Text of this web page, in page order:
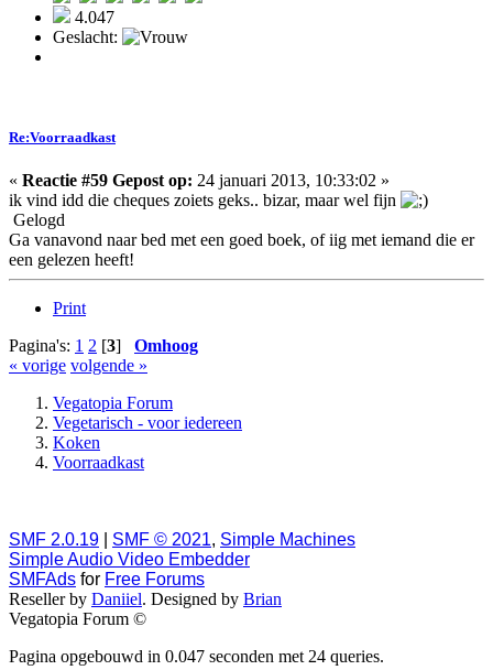
4.047
Geslacht:
Re:Voorraadkast
« Reactie #59 Gepost op: 24 januari 2013, 10:33:02 »
ik vind idd die cheques zoiets geks.. bizar, maar wel fijn
Gelogd
Ga vanavond naar bed met een goed boek, of iig met iemand die er
een gelezen heeft!
Print
Pagina's: 1 2 [3] Omhoog
« vorige volgende »
Vegatopia Forum
Vegetarisch - voor iedereen
Koken
Voorraadkast
SMF 2.0.19 SMF © 2021, Simple Machines
Simple Audio Video Embedder
SMFAds for Free Forums
Reseller by Daniiel. Designed by Brian
Vegatopia Forum ©
Pagina opgebouwd in 0.047 seconden met 24 queries.